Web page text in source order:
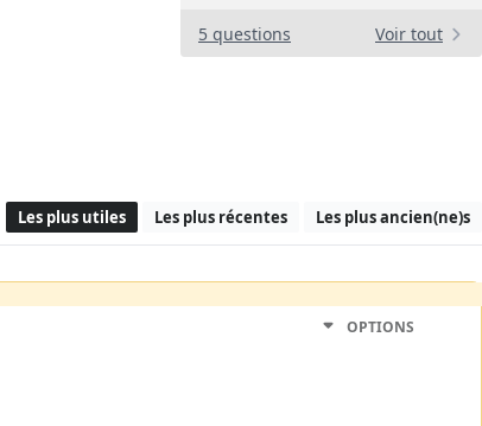
5 questions Voir tout
Les plus utiles Les plus récentes Les plus ancien(ne)s
OPTIONS